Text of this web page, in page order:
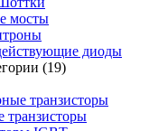
мосты
диоды
(19)
транзисторы
транзисторы